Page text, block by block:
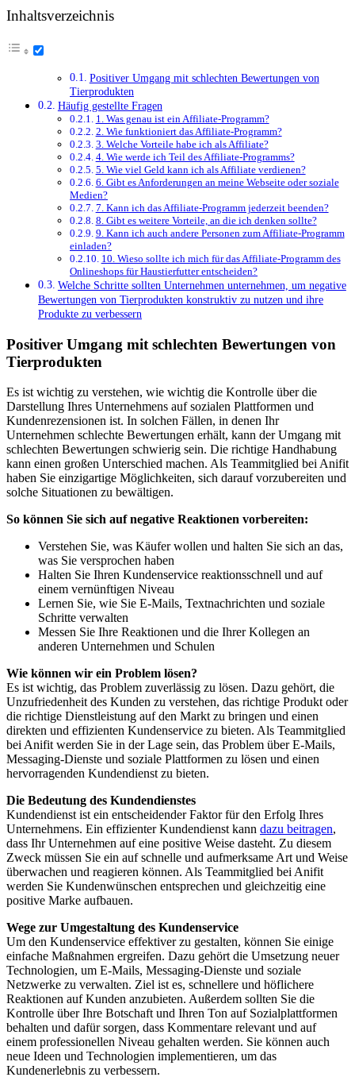
Inhaltsverzeichnis
Positiver Umgang mit schlechten Bewertungen von
Tierprodukten
Häufig gestellte Fragen
1. Was genau ist ein Affiliate-Programm?
2. Wie funktioniert das Affiliate-Programm?
3. Welche Vorteile habe ich als Affiliate?
4. Wie werde ich Teil des Affiliate-Programms?
5. Wie viel Geld kann ich als Affiliate verdienen?
6. Gibt es Anforderungen an meine Webseite oder soziale
Medien?
7. Kann ich das Affiliate-Programm jederzeit beenden?
8. Gibt es weitere Vorteile, an die ich denken sollte?
9. Kann ich auch andere Personen zum Affiliate-Programm
einladen?
10. Wieso sollte ich mich für das Affiliate-Programm des
Onlineshops für Haustierfutter entscheiden?
Welche Schritte‍ sollten Unternehmen unternehmen, ⁤um negative
⁤Bewertungen von Tierprodukten konstruktiv zu nutzen und ihre
Produkte zu verbessern
Positiver Umgang mit schlechten Bewertungen von
Tierprodukten
Es ist wichtig zu verstehen, wie wichtig die Kontrolle über die
Darstellung Ihres Unternehmens auf sozialen Plattformen und
Kundenrezensionen ist. In solchen Fällen, in denen Ihr
Unternehmen schlechte Bewertungen erhält, kann der Umgang mit
schlechten Bewertungen schwierig sein. Die richtige Handhabung
kann einen großen Unterschied machen. Als Teammitglied bei Anifit
haben Sie einzigartige Möglichkeiten, sich darauf vorzubereiten und
solche Situationen zu bewältigen.
So können Sie sich auf negative Reaktionen vorbereiten:
Verstehen Sie, was Käufer wollen und halten Sie sich an das,
was Sie versprochen haben
Halten Sie Ihren Kundenservice reaktionsschnell und auf
einem vernünftigen Niveau
Lernen Sie, wie Sie E-Mails, Textnachrichten und soziale
Schritte verwalten
Messen Sie Ihre Reaktionen und die Ihrer Kollegen an
anderen Unternehmen und Schulen
Wie können wir ein Problem lösen?
Es ist wichtig, das Problem zuverlässig zu lösen. Dazu gehört, die
Unzufriedenheit des Kunden zu verstehen, das richtige Produkt oder
die richtige Dienstleistung auf den Markt zu bringen und einen
direkten und effizienten Kundenservice zu bieten. Als Teammitglied
bei Anifit werden Sie in der Lage sein, das Problem über E-Mails,
Messaging-Dienste und soziale Plattformen zu lösen und einen
hervorragenden Kundendienst zu bieten.
Die Bedeutung des Kundendienstes
Kundendienst ist ein entscheidender Faktor für den Erfolg Ihres
Unternehmens. Ein effizienter Kundendienst kann dazu beitragen,
dass Ihr Unternehmen auf eine positive Weise dasteht. Zu diesem
Zweck müssen Sie ein auf schnelle und aufmerksame Art und Weise
überwachen und reagieren können. Als Teammitglied bei Anifit
werden Sie Kundenwünschen entsprechen und gleichzeitig eine
positive Marke aufbauen.
Wege zur Umgestaltung des Kundenservice
Um den Kundenservice effektiver zu gestalten, können Sie einige
einfache Maßnahmen ergreifen. Dazu gehört die Umsetzung neuer
Technologien, um E-Mails, Messaging-Dienste und soziale
Netzwerke zu verwalten. Ziel ist es, schnellere und höflichere
Reaktionen auf Kunden anzubieten. Außerdem sollten Sie die
Kontrolle über Ihre Botschaft und Ihren Ton auf Sozialplattformen
behalten und dafür sorgen, dass Kommentare relevant und auf
einem professionellen Niveau gehalten werden. Sie können auch
neue Ideen und Technologien implementieren, um das
Kundenerlebnis zu verbessern.